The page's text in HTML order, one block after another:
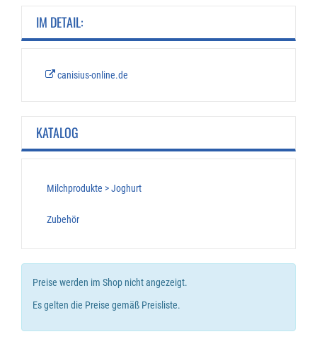
IM DETAIL:
canisius-online.de
KATALOG
Milchprodukte > Joghurt
Zubehör
Preise werden im Shop nicht angezeigt.
Es gelten die Preise gemäß Preisliste.